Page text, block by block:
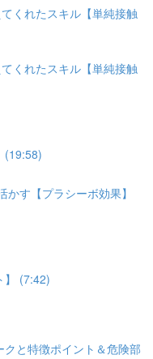
くれたスキル【単純接触
くれたスキル【単純接触
(19:58)
す【プラシーボ効果】
】 (7:42)
と特徴ポイント＆危険部